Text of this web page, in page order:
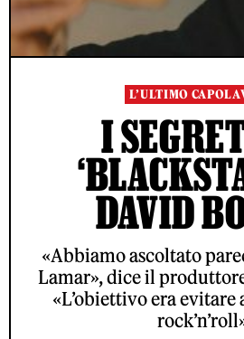
L’ULTIMO
I
DAVID
«Abbiamo ascoltato
Lamar», dice il
«L’obiettivo era